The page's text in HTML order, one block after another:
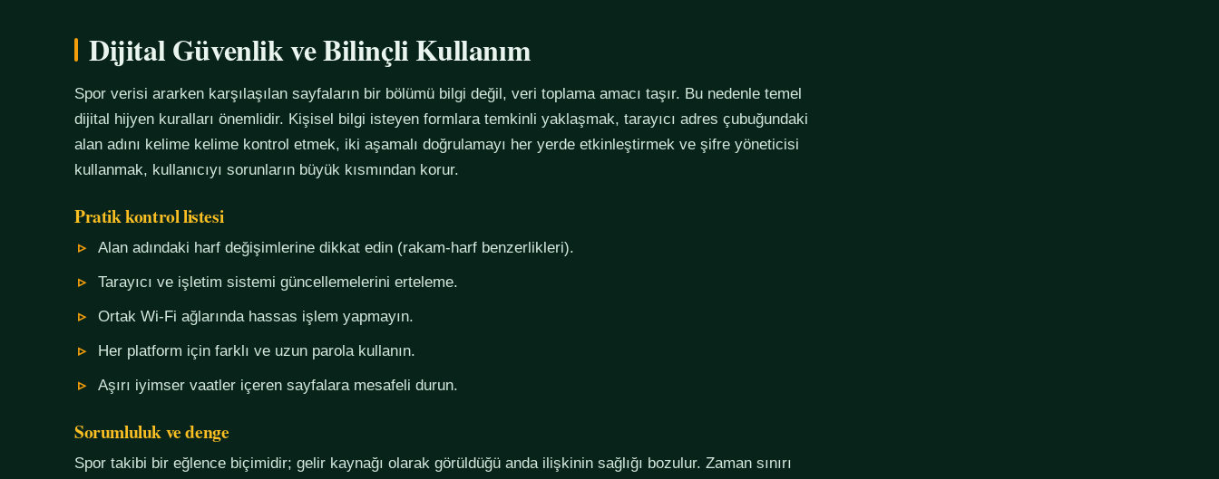
Dijital Güvenlik ve Bilinçli Kullanım
Spor verisi ararken karşılaşılan sayfaların bir bölümü bilgi değil, veri toplama amacı taşır. Bu nedenle temel
dijital hijyen kuralları önemlidir. Kişisel bilgi isteyen formlara temkinli yaklaşmak, tarayıcı adres çubuğundaki
alan adını kelime kelime kontrol etmek, iki aşamalı doğrulamayı her yerde etkinleştirmek ve şifre yöneticisi
kullanmak, kullanıcıyı sorunların büyük kısmından korur.
Pratik kontrol listesi
Alan adındaki harf değişimlerine dikkat edin (rakam-harf benzerlikleri).
Tarayıcı ve işletim sistemi güncellemelerini erteleme.
Ortak Wi-Fi ağlarında hassas işlem yapmayın.
Her platform için farklı ve uzun parola kullanın.
Aşırı iyimser vaatler içeren sayfalara mesafeli durun.
Sorumluluk ve denge
Spor takibi bir eğlence biçimidir; gelir kaynağı olarak görüldüğü anda ilişkinin sağlığı bozulur. Zaman sınırı